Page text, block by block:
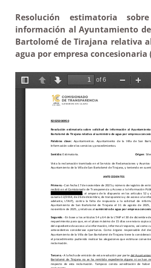
Resolución estimatoria
información al Ayuntamiento
Bartolomé de Tirajana relativa
agua por empresa concesionaria